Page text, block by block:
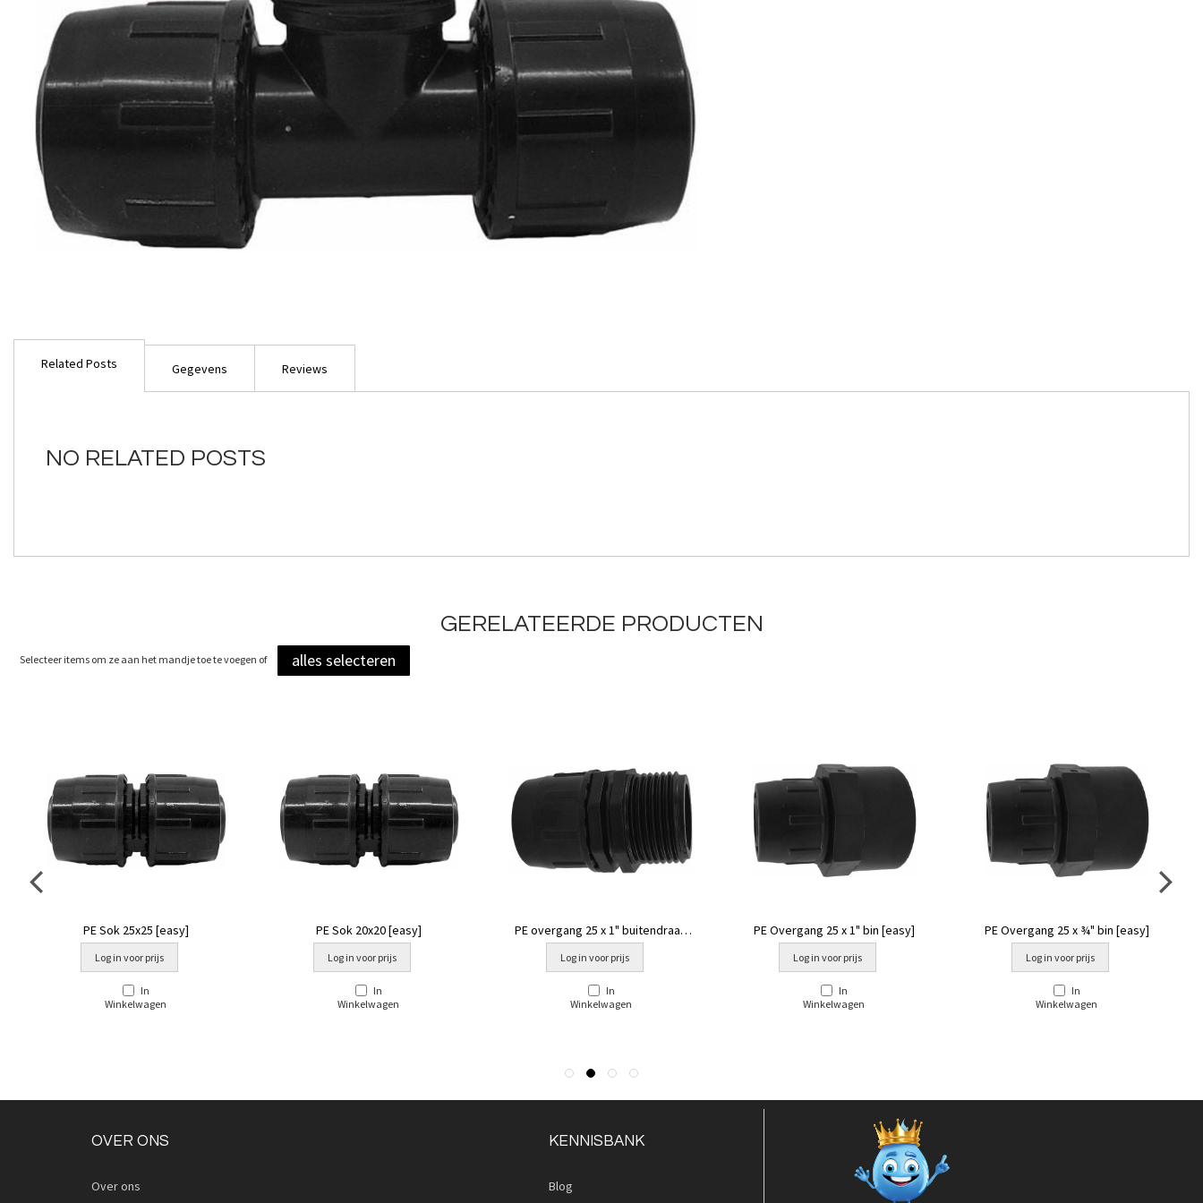
gallerij
Related Posts
NO RELATED POSTS
Gegevens Reviews
GERELATEERDE PRODUCTEN
Selecteer items om ze aan het mandje toe te voegen of alles selecteren
PE Sok 25x25 [easy]
Log in voor prijs
In
Winkelwagen
PE Sok 20x20 [easy]
Log in voor prijs
In
Winkelwagen
PE overgang 25 x 1" buitendraad
Easy
Log in voor prijs
In
Winkelwagen
PE Overgang 25 x 1" bin [easy]
Log in voor prijs
In
Winkelwagen
PE Overgang 25 x ¾" bin [easy]
Log in voor prijs
In
Winkelwagen
OVER ONS
Over ons
KENNISBANK
Blog